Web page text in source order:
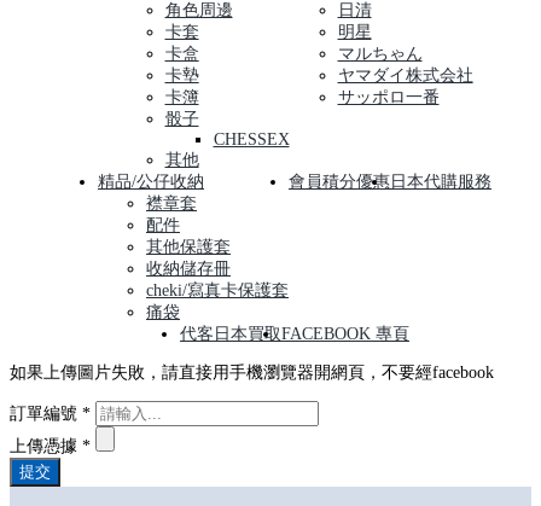
角色周邊
卡套
卡盒
卡墊
卡簿
骰子
CHESSEX
其他
日清
明星
マルちゃん
ヤマダイ株式会社
サッポロ一番
精品/公仔收納
襟章套
配件
其他保護套
收納儲存冊
cheki/寫真卡保護套
痛袋
會員積分優惠 日本代購服務
代客日本買取FACEBOOK 專頁
如果上傳圖片失敗，請直接用手機瀏覽器開網頁，不要經facebook
訂單編號 *
上傳憑據 *
提交